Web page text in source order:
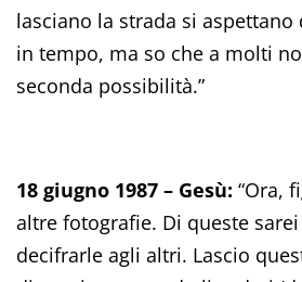
lasciano la strada si aspettano
in tempo, ma so che a molti
seconda possibilità.”
18 giugno 1987 – Gesù: “Ora,
altre fotografie. Di queste
decifrarle agli altri. Lascio